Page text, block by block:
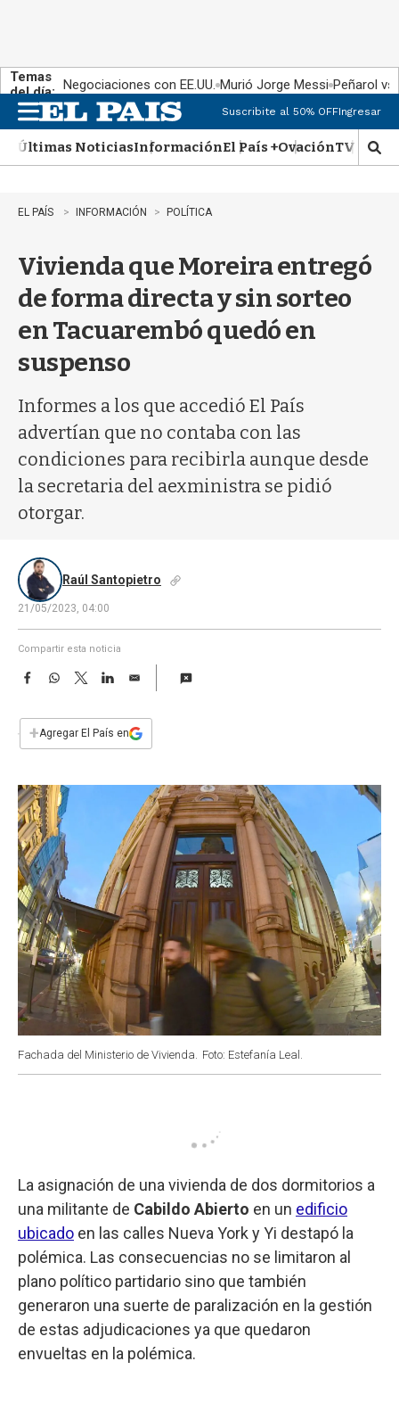
Temas
del día: Negociaciones con EE.UU. Murió Jorge Messi Peñarol
n
u
Suscribite al 50% OFFIngresar
Últimas NoticiasInformaciónEl País +OvaciónTV Show
M
o
EL PAÍS INFORMACIÓN POLÍTICA
Vivienda que Moreira entregó
de forma directa y sin sorteo
en Tacuarembó quedó en
suspenso
Informes a los que accedió El País
advertían que no contaba con las
condiciones para recibirla aunque desde
la secretaria del aexministra se pidió
otorgar.
Raúl Santopietro
21/05/2023, 04:00
Compartir esta noticia
F
e
b
k
W
s
p
T
w
t
L
E
i
l
+Agregar El País en
Fachada del Ministerio de Vivienda. Foto: Estefanía Leal.
La asignación de una vivienda de dos dormitorios a
una militante de Cabildo Abierto en un edificio
ubicado en las calles Nueva York y Yi destapó la
polémica. Las consecuencias no se limitaron al
plano político partidario sino que también
generaron una suerte de paralización en la gestión
de estas adjudicaciones ya que quedaron
envueltas en la polémica.